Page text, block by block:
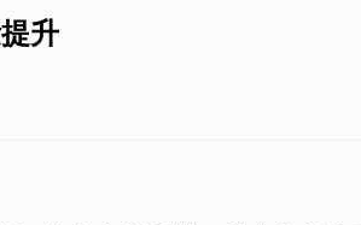
升